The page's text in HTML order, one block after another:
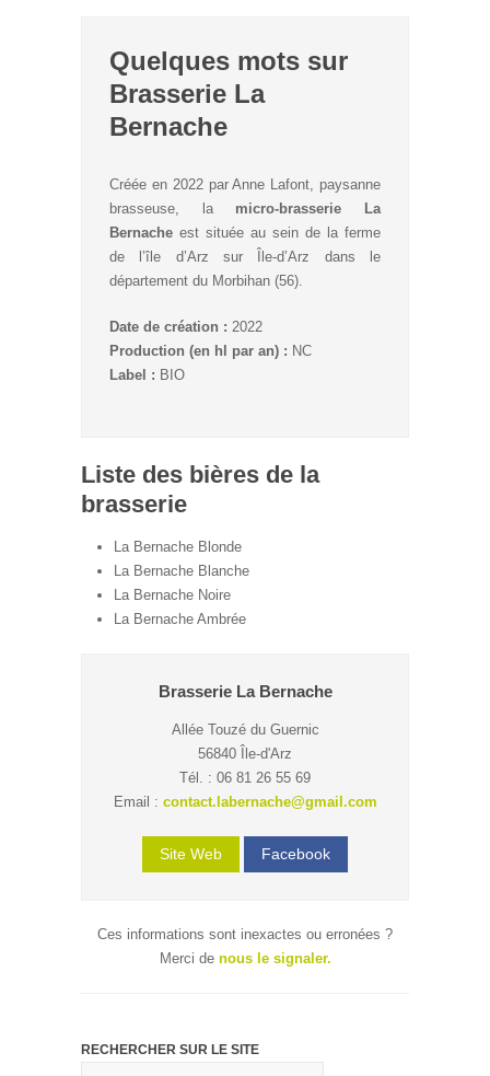
Quelques mots sur
Brasserie La
Bernache
Créée en 2022 par Anne Lafont, paysanne
brasseuse, la micro-brasserie La
Bernache est située au sein de la ferme
de l’île d’Arz sur Île-d’Arz dans le
département du Morbihan (56).
Date de création : 2022
Production (en hl par an) : NC
Label : BIO
Liste des bières de la
brasserie
La Bernache Blonde
La Bernache Blanche
La Bernache Noire
La Bernache Ambrée
Brasserie La Bernache
Allée Touzé du Guernic
56840 Île-d'Arz
Tél. : 06 81 26 55 69
Email : contact.labernache@gmail.com
Site Web Facebook
Ces informations sont inexactes ou erronées ?
Merci de nous le signaler.
RECHERCHER SUR LE SITE